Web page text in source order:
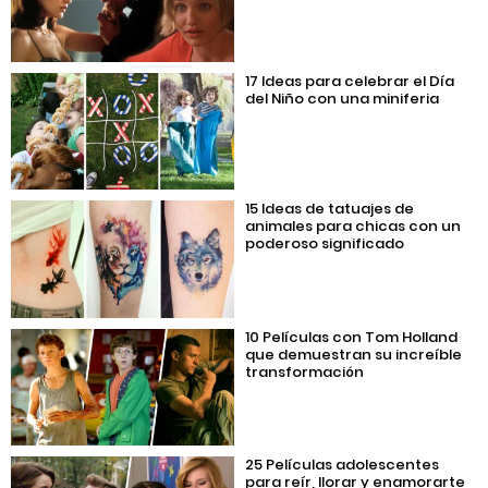
17 Ideas para celebrar el Día
del Niño con una miniferia
15 Ideas de tatuajes de
animales para chicas con un
poderoso significado
10 Películas con Tom Holland
que demuestran su increíble
transformación
25 Películas adolescentes
para reír, llorar y enamorarte